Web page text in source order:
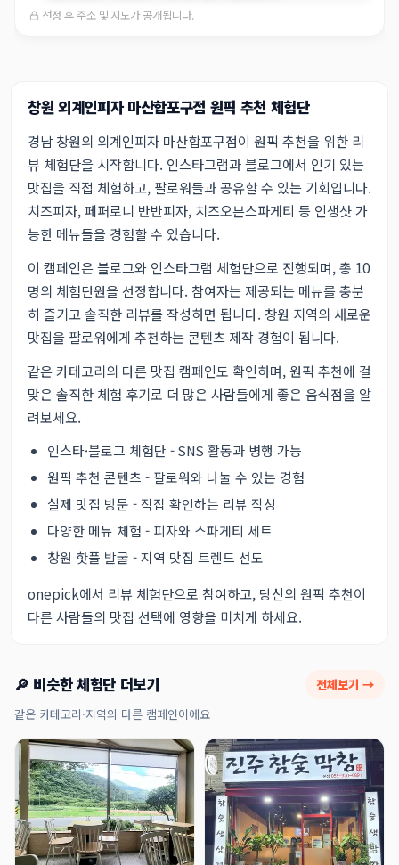
선정 후 주소 및 지도가 공개됩니다.
창원 외계인피자 마산합포구점 원픽 추천 체험단
경남 창원의 외계인피자 마산합포구점이 원픽 추천을 위한 리
뷰 체험단을 시작합니다. 인스타그램과 블로그에서 인기 있는
맛집을 직접 체험하고, 팔로워들과 공유할 수 있는 기회입니다.
치즈피자, 페퍼로니 반반피자, 치즈오븐스파게티 등 인생샷 가
능한 메뉴들을 경험할 수 있습니다.
이 캠페인은 블로그와 인스타그램 체험단으로 진행되며, 총 10
명의 체험단원을 선정합니다. 참여자는 제공되는 메뉴를 충분
히 즐기고 솔직한 리뷰를 작성하면 됩니다. 창원 지역의 새로운
맛집을 팔로워에게 추천하는 콘텐츠 제작 경험이 됩니다.
같은 카테고리의 다른 맛집 캠페인도 확인하며, 원픽 추천에 걸
맞은 솔직한 체험 후기로 더 많은 사람들에게 좋은 음식점을 알
려보세요.
인스타·블로그 체험단 - SNS 활동과 병행 가능
원픽 추천 콘텐츠 - 팔로워와 나눌 수 있는 경험
실제 맛집 방문 - 직접 확인하는 리뷰 작성
다양한 메뉴 체험 - 피자와 스파게티 세트
창원 핫플 발굴 - 지역 맛집 트렌드 선도
onepick에서 리뷰 체험단으로 참여하고, 당신의 원픽 추천이
다른 사람들의 맛집 선택에 영향을 미치게 하세요.
🔎 비슷한 체험단 더보기 전체보기 →
같은 카테고리·지역의 다른 캠페인이에요